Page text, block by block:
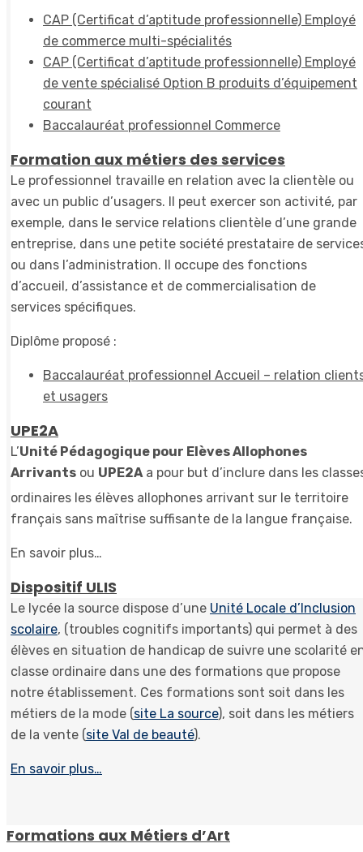
CAP (Certificat d’aptitude professionnelle) Employé
de commerce multi-spécialités
CAP (Certificat d’aptitude professionnelle) Employé
de vente spécialisé Option B produits d’équipement
courant
Baccalauréat professionnel Commerce
Formation aux métiers des services
Le professionnel travaille en relation avec la clientèle ou
avec un public d’usagers. Il peut exercer son activité, par
exemple, dans le service relations clientèle d’une grande
entreprise, dans une petite société prestataire de
ou dans l’administration. Il occupe des fonctions
d’accueil, d’assistance et de commercialisation de
services spécifiques.
Diplôme proposé :
Baccalauréat professionnel Accueil – relation
et usagers
UPE2A
L’Unité Pédagogique pour Elèves Allophones
Arrivants ou UPE2Aa pour but d’inclure dans les
ordinaires les élèves allophones arrivant sur le territoire
français sans maîtrise suffisante de la langue française.
En savoir plus…
Dispositif ULIS
Le lycée la source dispose d’une Unité Locale d’Inclusion
scolaire, (troubles cognitifs importants) qui permet à des
élèves en situation de handicap de suivre une scolarité
classe ordinaire dans une des formations que propose
notre établissement. Ces formations sont soit dans les
métiers de la mode (site La source), soit dans les métiers
de la vente (site Val de beauté).
En savoir plus…
Formations aux Métiers d’Art